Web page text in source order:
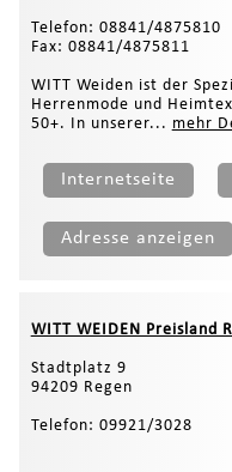
Telefon: 08841/4875810
Fax: 08841/4875811
WITT Weiden ist der
Herrenmode und
50+. In unserer... mehr
Internetseite
Adresse anzeigen
WITT WEIDEN Preisland
Stadtplatz 9
94209 Regen
Telefon: 09921/3028